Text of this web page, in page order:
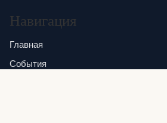
Навигация
Главная
События